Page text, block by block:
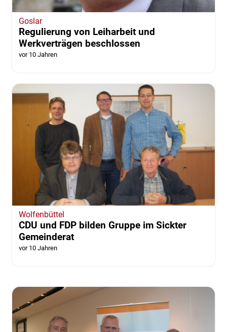
Goslar
Regulierung von Leiharbeit und
Werkverträgen beschlossen
vor 10 Jahren
Wolfenbüttel
CDU und FDP bilden Gruppe im Sickter
Gemeinderat
vor 10 Jahren